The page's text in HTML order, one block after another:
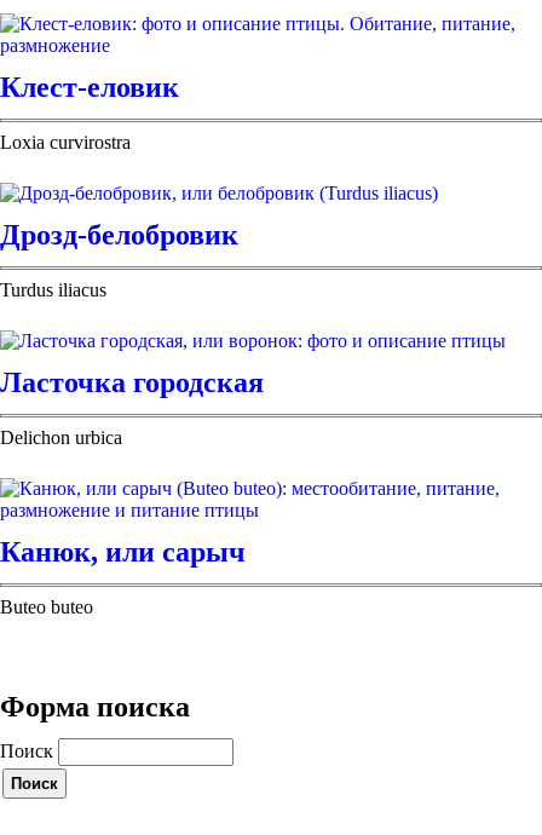
Клест-еловик
Loxia curvirostra
Дрозд-белобровик
Turdus iliacus
Ласточка городская
Delichon urbica
Канюк, или сарыч
Buteo buteo
Форма поиска
Поиск